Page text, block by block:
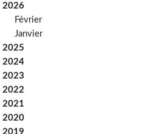
2026
Février
Janvier
2025
2024
2023
2022
2021
2020
2019